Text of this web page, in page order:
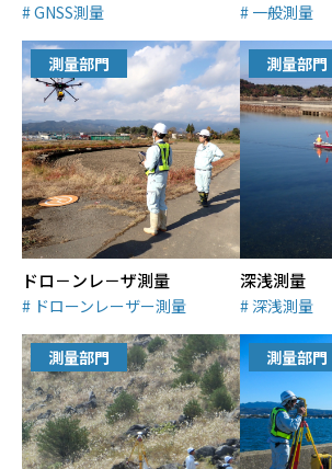
GNSS測量 一般測量
測量部門
ドロ－ンレ－ザ測量
ドローンレーザー測量
測量部門
深浅測量
深浅測量
測量部門 測量部門